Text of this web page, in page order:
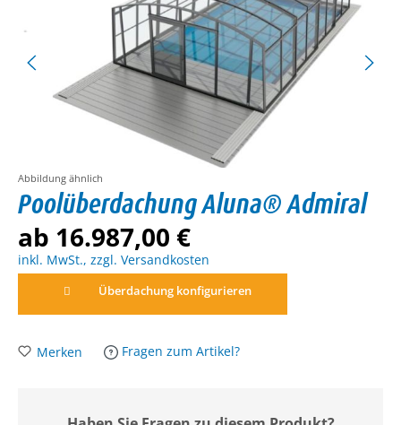
Abbildung ähnlich
Poolüberdachung Aluna® Admiral
ab 16.987,00 €
inkl. MwSt., zzgl. Versandkosten
Überdachung konfigurieren
Merken Fragen zum Artikel?